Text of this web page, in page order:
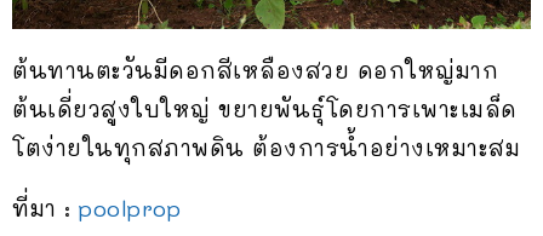
ต้นทานตะวันมีดอกสีเหลืองสวย ดอกใหญ่มาก
ต้นเดี่ยวสูงใบใหญ่ ขยายพันธุ์โดยการเพาะเมล็ด
โตง่ายในทุกสภาพดิน ต้องการน้ำอย่างเหมาะสม
ที่มา : poolprop